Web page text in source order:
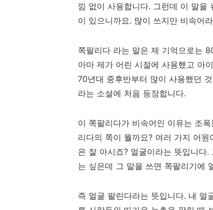
낌 없이 사용합니다. 그런데 이 말을
이 있으니까요. 많이 쓰지만 비속어
쪽팔리다 라는 말은 제 기억으로는
아마 제가 어린 시절에 사용했고 아
70년대 중후반부터 많이 사용했던
라는 소설에 처음 등장합니다.
이 쪽팔리다가 비속어인 이유는 조
리다의 쪽이 뭘까요? 여러 가지 어
은 잘 아시죠? 얼굴이라는 뜻입니다
는 싶은데 그 말을 쓰면 쪽팔리기에
즉 얼굴 팔린다라는 뜻입니다. 내 얼